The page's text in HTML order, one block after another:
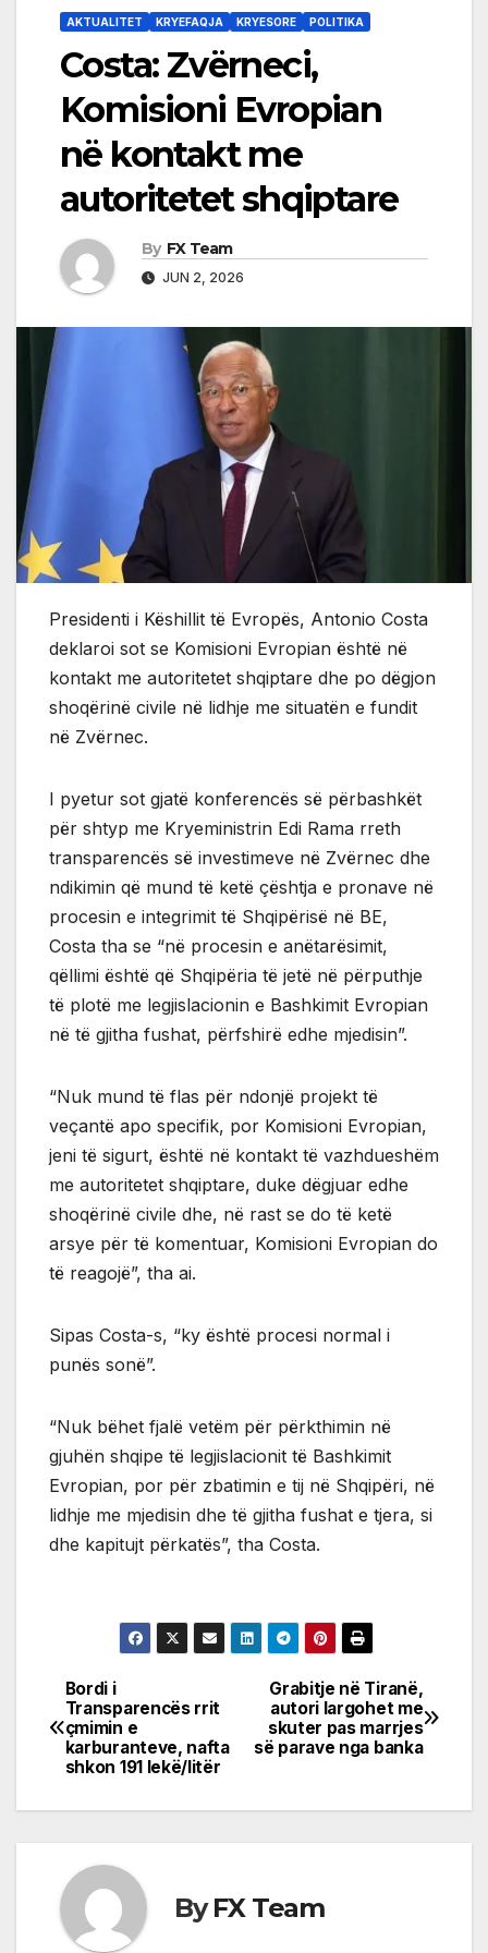
AKTUALITET KRYEFAQJA KRYESORE POLITIKA
Costa: Zvërneci,
Komisioni Evropian
në kontakt me
autoritetet shqiptare
By FX Team
JUN 2, 2026
Presidenti i Këshillit të Evropës, Antonio Costa
deklaroi sot se Komisioni Evropian është në
kontakt me autoritetet shqiptare dhe po dëgjon
shoqërinë civile në lidhje me situatën e fundit
në Zvërnec.
I pyetur sot gjatë konferencës së përbashkët
për shtyp me Kryeministrin Edi Rama rreth
transparencës së investimeve në Zvërnec dhe
ndikimin që mund të ketë çështja e pronave në
procesin e integrimit të Shqipërisë në BE,
Costa tha se “në procesin e anëtarësimit,
qëllimi është që Shqipëria të jetë në përputhje
të plotë me legjislacionin e Bashkimit Evropian
në të gjitha fushat, përfshirë edhe mjedisin”.
“Nuk mund të flas për ndonjë projekt të
veçantë apo specifik, por Komisioni Evropian,
jeni të sigurt, është në kontakt të vazhdueshëm
me autoritetet shqiptare, duke dëgjuar edhe
shoqërinë civile dhe, në rast se do të ketë
arsye për të komentuar, Komisioni Evropian do
të reagojë”, tha ai.
Sipas Costa-s, “ky është procesi normal i
punës sonë”.
“Nuk bëhet fjalë vetëm për përkthimin në
gjuhën shqipe të legjislacionit të Bashkimit
Evropian, por për zbatimin e tij në Shqipëri, në
lidhje me mjedisin dhe të gjitha fushat e tjera, si
dhe kapitujt përkatës”, tha Costa.
Post
navigation
Grabitje në Tiranë,
autori largohet me
skuter pas marrjes
së parave nga banka
Bordi i
Transparencës rrit
çmimin e
karburanteve, nafta
shkon 191 lekë/litër
ByFX Team